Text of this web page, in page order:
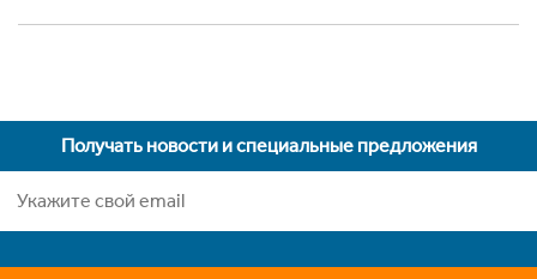
Получать новости и специальные предложения